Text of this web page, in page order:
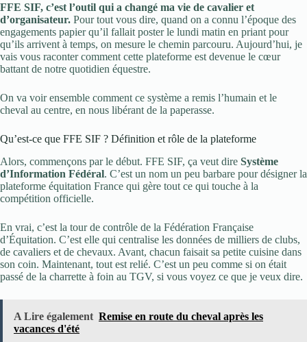
FFE SIF, c’est l’outil qui a changé ma vie de cavalier et
d’organisateur. Pour tout vous dire, quand on a connu l’époque des
engagements papier qu’il fallait poster le lundi matin en priant pour
qu’ils arrivent à temps, on mesure le chemin parcouru. Aujourd’hui, je
vais vous raconter comment cette plateforme est devenue le cœur
battant de notre quotidien équestre.
On va voir ensemble comment ce système a remis l’humain et le
cheval au centre, en nous libérant de la paperasse.
Qu’est-ce que FFE SIF ? Définition et rôle de la plateforme
Alors, commençons par le début. FFE SIF, ça veut dire Système
d’Information Fédéral. C’est un nom un peu barbare pour désigner la
plateforme équitation France qui gère tout ce qui touche à la
compétition officielle.
En vrai, c’est la tour de contrôle de la Fédération Française
d’Équitation. C’est elle qui centralise les données de milliers de clubs,
de cavaliers et de chevaux. Avant, chacun faisait sa petite cuisine dans
son coin. Maintenant, tout est relié. C’est un peu comme si on était
passé de la charrette à foin au TGV, si vous voyez ce que je veux dire.
A Lire également Remise en route du cheval après les
vacances d'été